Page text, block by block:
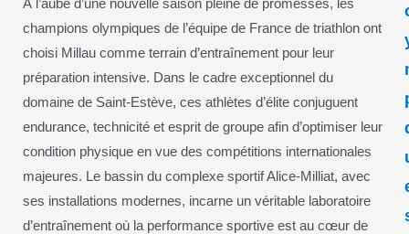
À l’aube d’une nouvelle saison pleine de promesses, les
champions olympiques de l’équipe de France de triathlon ont
choisi Millau comme terrain d’entraînement pour leur
préparation intensive. Dans le cadre exceptionnel du
domaine de Saint-Estève, ces athlètes d’élite conjuguent
endurance, technicité et esprit de groupe afin d’optimiser leur
condition physique en vue des compétitions internationales
majeures. Le bassin du complexe sportif Alice-Milliat, avec
ses installations modernes, incarne un véritable laboratoire
d’entraînement où la performance sportive est au cœur de